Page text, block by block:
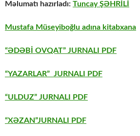
Məlumatı hazırladı: Tuncay ŞƏHRİLİ
Mustafa Müseyiboğlu adına kitabxana
“ƏDƏBİ OVQAT” JURNALI PDF
“YAZARLAR” JURNALI PDF
“ULDUZ” JURNALI PDF
“XƏZAN”JURNALI PDF